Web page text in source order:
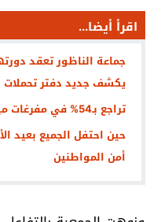
اقرأ أيضا...
يكشف جديد دفتر تحملات
تراجع بـ54% في مفرغات ميناء الحسيمة خلال يناير
حين احتفل الجميع بعيد
أمن المواطنين